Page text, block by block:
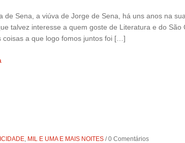
de Sena, a viúva de Jorge de Sena, há uns anos na
talvez interesse a quem goste de Literatura e do
coisas a que logo fomos juntos foi […]
MIL E UMA E MAIS NOITES /0 Comentários